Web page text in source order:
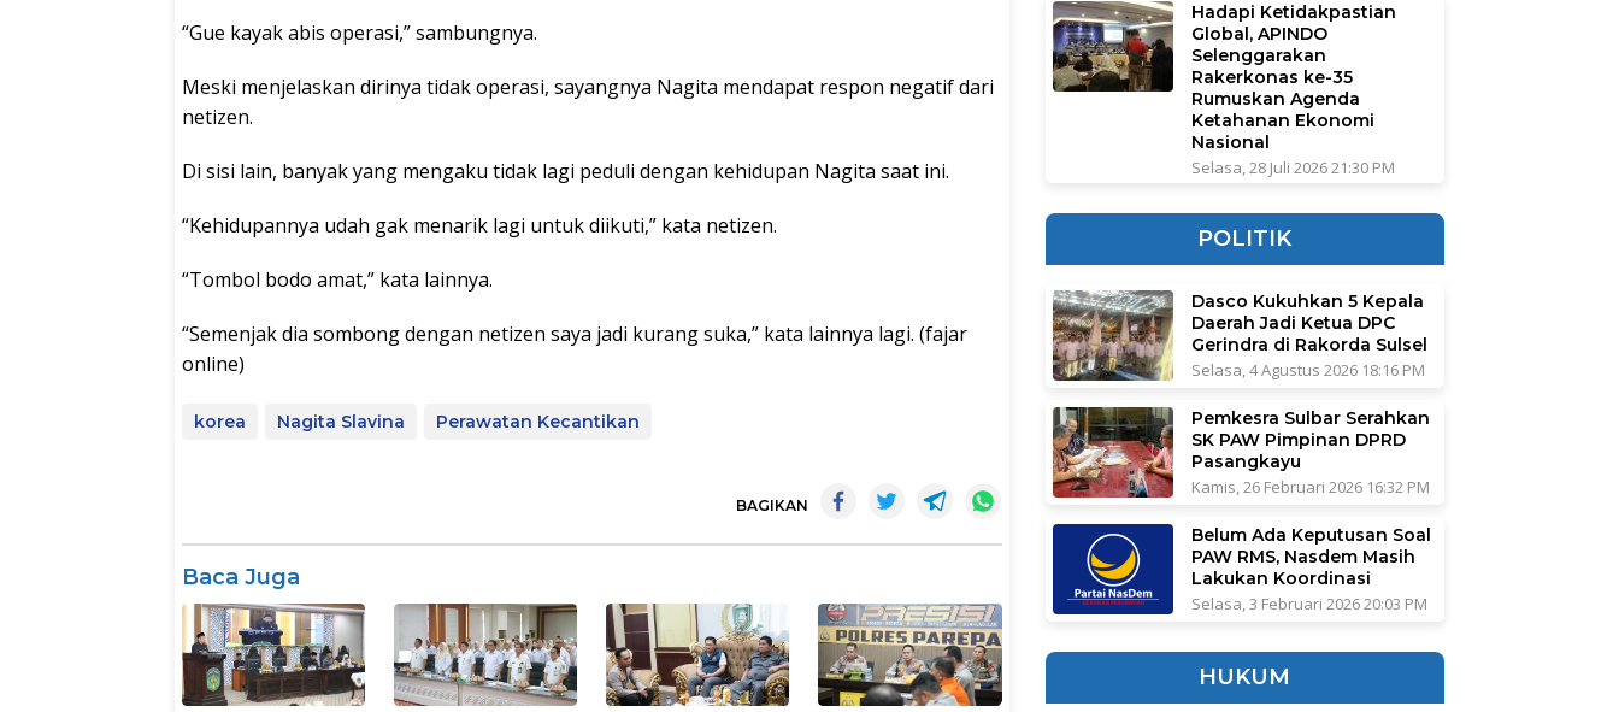
“Gue kayak abis operasi,” sambungnya.
Meski menjelaskan dirinya tidak operasi, sayangnya Nagita mendapat respon negatif dari
netizen.
Di sisi lain, banyak yang mengaku tidak lagi peduli dengan kehidupan Nagita saat ini.
“Kehidupannya udah gak menarik lagi untuk diikuti,” kata netizen.
“Tombol bodo amat,” kata lainnya.
“Semenjak dia sombong dengan netizen saya jadi kurang suka,” kata lainnya lagi. (fajar
online)
korea Nagita Slavina Perawatan Kecantikan
BAGIKAN
Baca Juga
Hadapi Ketidakpastian
Global, APINDO
Selenggarakan
Rakerkonas ke-35
Rumuskan Agenda
Ketahanan Ekonomi
Nasional
Selasa, 28 Juli 2026 21:30 PM
POLITIK
Dasco Kukuhkan 5 Kepala
Daerah Jadi Ketua DPC
Gerindra di Rakorda Sulsel
Selasa, 4 Agustus 2026 18:16 PM
Pemkesra Sulbar Serahkan
SK PAW Pimpinan DPRD
Pasangkayu
Kamis, 26 Februari 2026 16:32 PM
Belum Ada Keputusan Soal
PAW RMS, Nasdem Masih
Lakukan Koordinasi
Selasa, 3 Februari 2026 20:03 PM
HUKUM